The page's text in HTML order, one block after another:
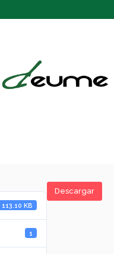
Descargar
113.10 KB
1